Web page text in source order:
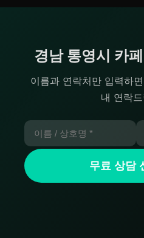
경남 통영시 카
이름과 연락처만 입력하
내 연락
무료 상담